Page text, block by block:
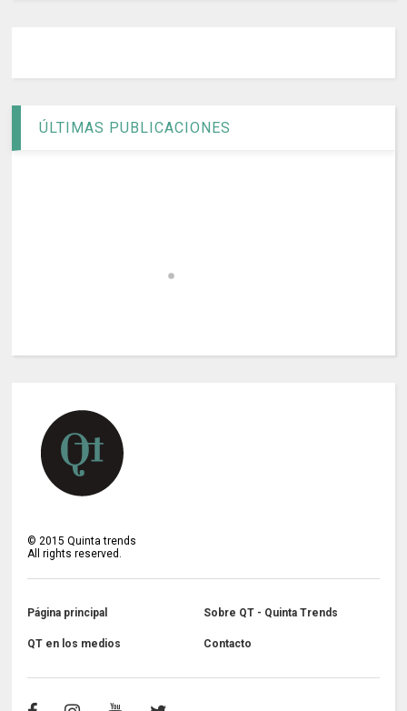
ÚLTIMAS PUBLICACIONES
©2015 Quinta trends
All rights reserved.
Página principal Sobre QT - Quinta Trends
QT en los medios Contacto